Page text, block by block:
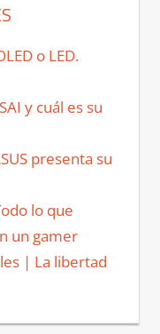
o LED.
y cuál es su
presenta su
lo que
un gamer
| La libertad